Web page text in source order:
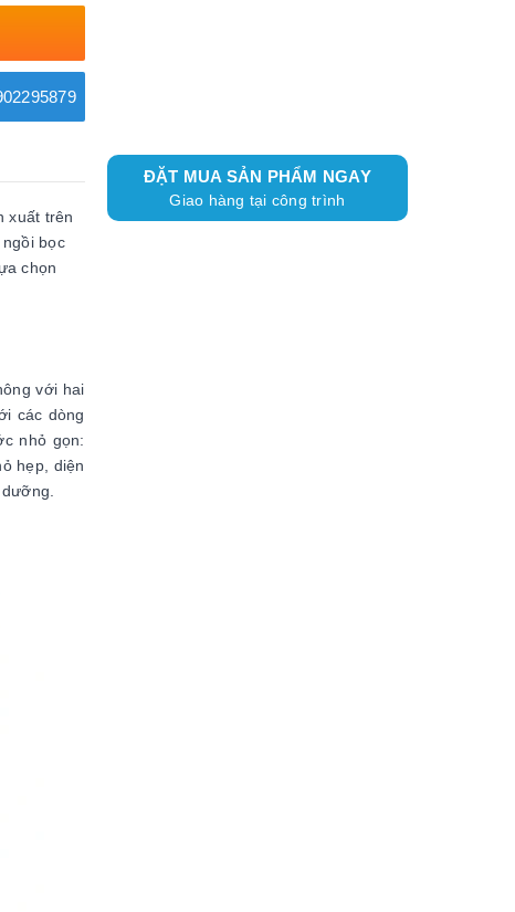
xuất trên
bọc
chọn
với hai
các dòng
nhỏ gọn:
hẹp, diện
ĐẶT MUA SẢN PHẨM NGAY
Giao hàng tại công trình